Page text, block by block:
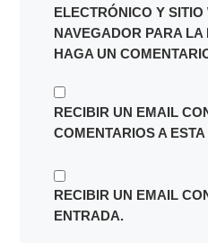
ELECTRÓNICO Y
NAVEGADOR PARA LA
HAGA UN
RECIBIR UN EMAIL
COMENTARIOS A
RECIBIR UN EMAIL
ENTRADA.